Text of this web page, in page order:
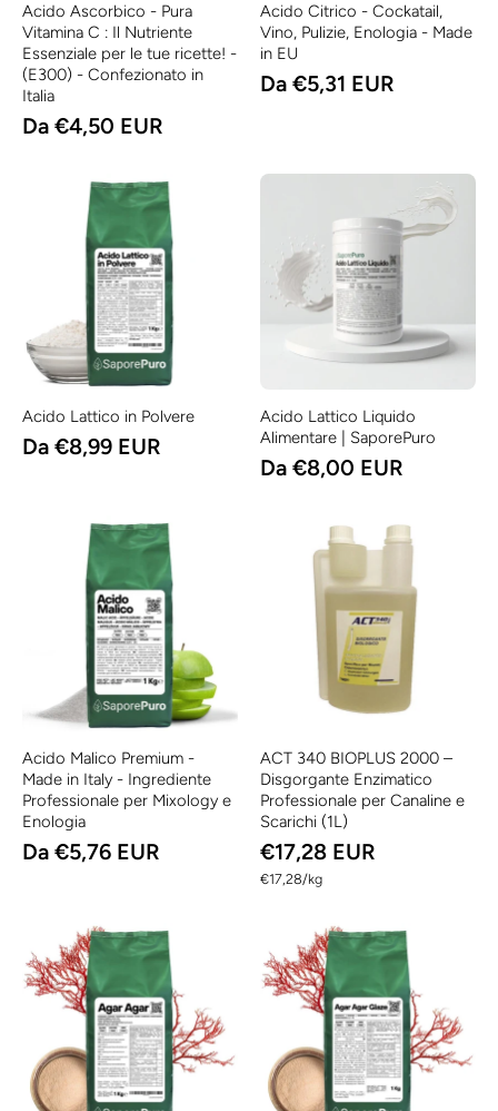
Acido Ascorbico - Pura
Vitamina C : Il Nutriente
Essenziale per le tue ricette! -
(E300) - Confezionato in
Italia
Da €4,50 EUR
Acido Citrico - Cockatail,
Vino, Pulizie, Enologia - Made
in EU
Da €5,31 EUR
Acido Lattico in Polvere
Da €8,99 EUR
Acido Lattico Liquido
Alimentare | SaporePuro
Da €8,00 EUR
Acido Malico Premium -
Made in Italy - Ingrediente
Professionale per Mixology e
Enologia
Da €5,76 EUR
ACT 340 BIOPLUS 2000 –
Disgorgante Enzimatico
Professionale per Canaline e
Scarichi (1L)
€17,28 EUR
€17,28/
per kg